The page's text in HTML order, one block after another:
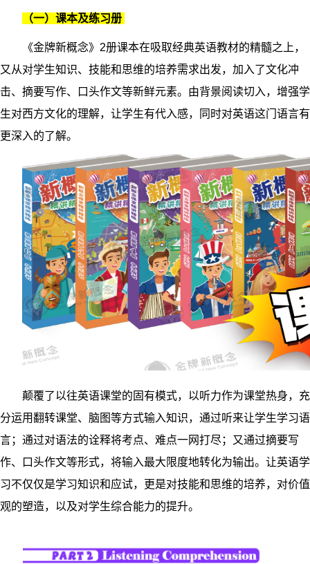
（一）课本及练习册
《金牌新概念》2册课本在吸取经典英语教材的精髓之上，
又从对学生知识、技能和思维的培养需求出发，加入了文化冲
击、摘要写作、口头作文等新鲜元素。由背景阅读切入，增强学
生对西方文化的理解，让学生有代入感，同时对英语这门语言有
更深入的了解。
颠覆了以往英语课堂的固有模式，以听力作为课堂热身，充
分运用翻转课堂、脑图等方式输入知识，通过听来让学生学习语
言；通过对语法的诠释将考点、难点一网打尽；又通过摘要写
作、口头作文等形式，将输入最大限度地转化为输出。让英语学
习不仅仅是学习知识和应试，更是对技能和思维的培养，对价值
观的塑造，以及对学生综合能力的提升。